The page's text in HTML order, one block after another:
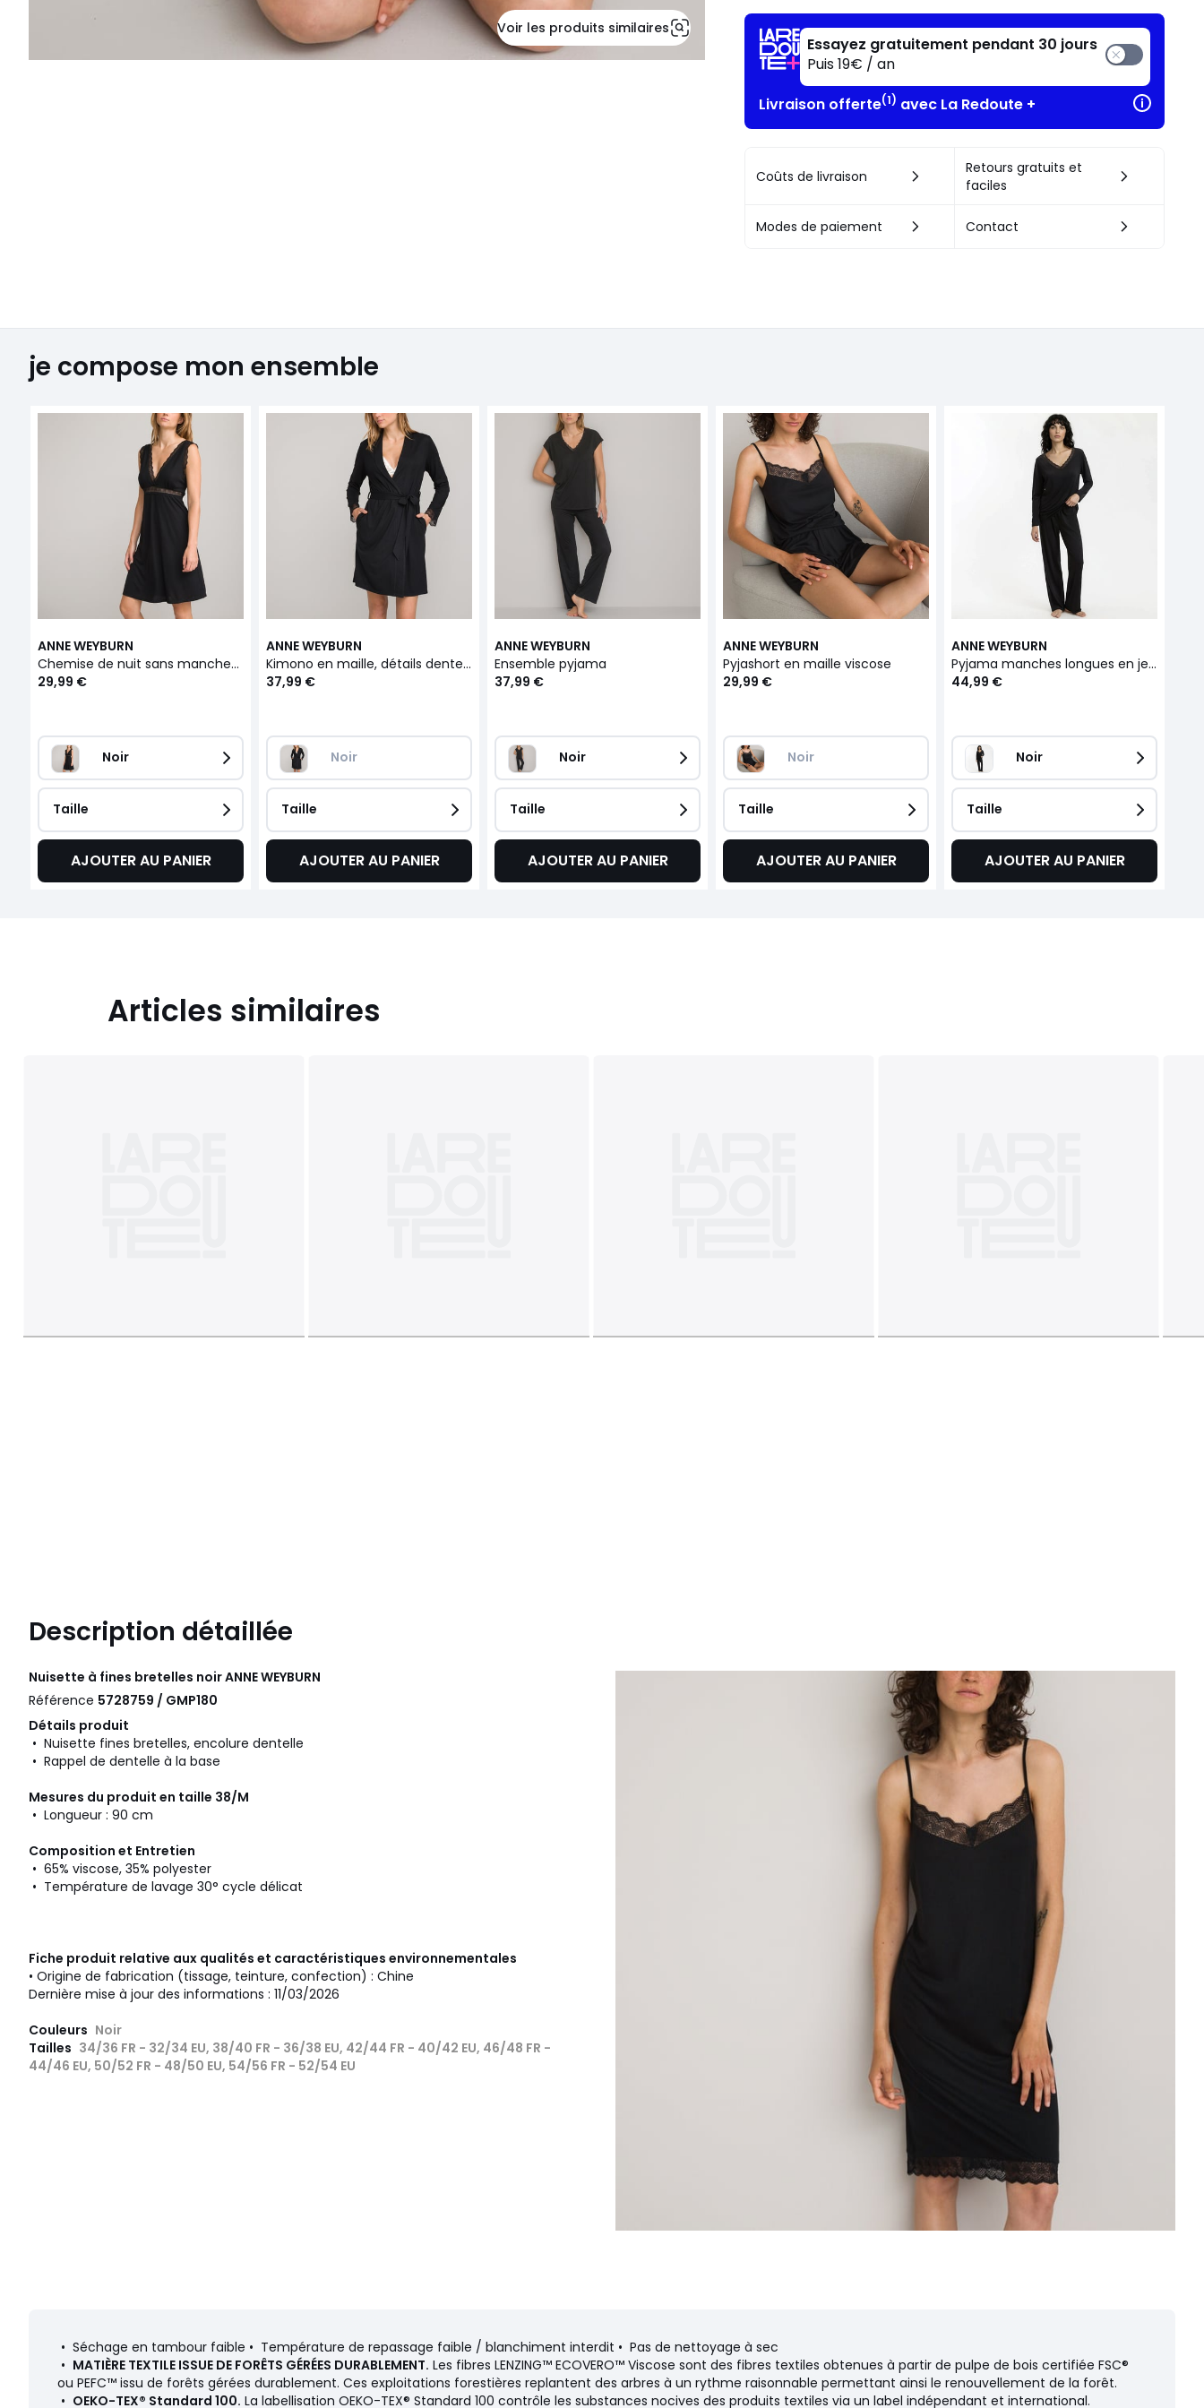
Voir les produits similaires
Essayez gratuitement pendant 30 jours
Puis 19€ / an
Livraison offerte(1) avec La Redoute +
Coûts de livraison
Retours gratuits et
faciles
Modes de paiement Contact
je compose mon ensemble
ANNE WEYBURN
Chemise de nuit sans manches, détails dentelle
29,99 €
Noir
Taille
AJOUTER AU PANIER
ANNE WEYBURN
Kimono en maille, détails dentelle
37,99 €
Noir
Taille
AJOUTER AU PANIER
ANNE WEYBURN
Ensemble pyjama
37,99 €
Noir
Taille
AJOUTER AU PANIER
ANNE WEYBURN
Pyjashort en maille viscose
29,99 €
Noir
Taille
AJOUTER AU PANIER
ANNE WEYBURN
Pyjama manches longues en jersey viscose
44,99 €
Noir
Taille
AJOUTER AU PANIER
Articles similaires
Description détaillée
Nuisette à fines bretelles noirANNE WEYBURN
Référence 5728759 / GMP180
Détails produit
• Nuisette fines bretelles, encolure dentelle
• Rappel de dentelle à la base
Mesures du produit en taille 38/M
• Longueur : 90 cm
Composition et Entretien
• 65% viscose, 35% polyester
• Température de lavage 30° cycle délicat
Fiche produit relative aux qualités et caractéristiques environnementales
• Origine de fabrication (tissage, teinture, confection) : Chine
Dernière mise à jour des informations : 11/03/2026
Couleurs Noir
Tailles 34/36 FR - 32/34 EU, 38/40 FR - 36/38 EU, 42/44 FR - 40/42 EU, 46/48 FR -
44/46 EU, 50/52 FR - 48/50 EU, 54/56 FR - 52/54 EU
• Séchage en tambour faible • Température de repassage faible / blanchiment interdit • Pas de nettoyage à sec
• MATIÈRE TEXTILE ISSUE DE FORÊTS GÉRÉES DURABLEMENT. Les fibres LENZING™ ECOVERO™ Viscose sont des fibres textiles obtenues à partir de pulpe de bois certifiée FSC®
ou PEFC™ issu de forêts gérées durablement. Ces exploitations forestières replantent des arbres à un rythme raisonnable permettant ainsi le renouvellement de la forêt.
• OEKO-TEX® Standard 100. La labellisation OEKO-TEX® Standard 100 contrôle les substances nocives des produits textiles via un label indépendant et international.